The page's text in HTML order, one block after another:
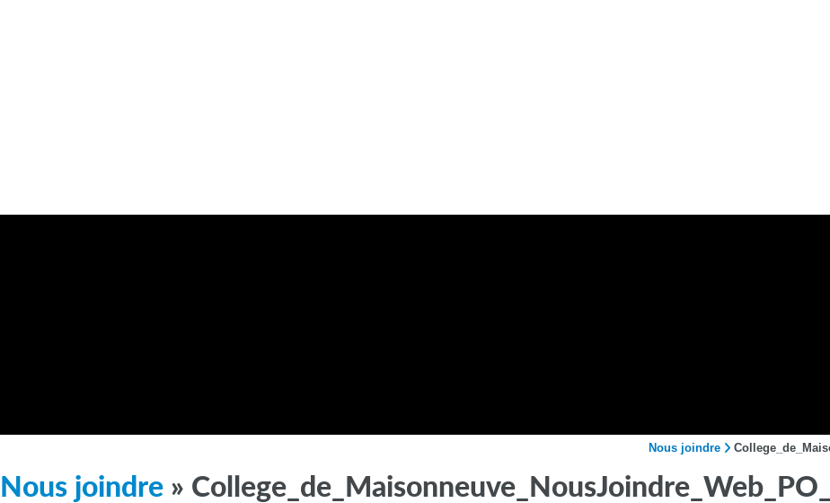
Nous joindre
Nous joindre »